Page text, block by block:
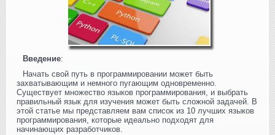
Введение:
Начать свой путь в программировании может быть
захватывающим и немного пугающим одновременно.
Существует множество языков программирования, и выбрать
правильный язык для изучения может быть сложной задачей. В
этой статье мы представляем вам список из 10 лучших языков
программирования, которые идеально подходят для
начинающих разработчиков.